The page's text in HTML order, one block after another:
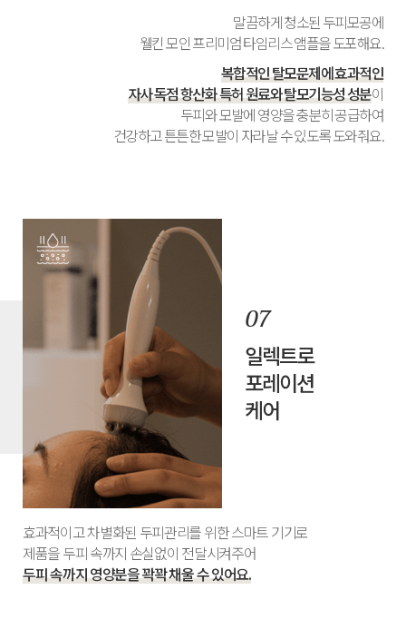
말끔하게 청소된 두피모공에
웰킨 모인 프리미엄 타임리스 앰플을 도포해요.
복합적인 탈모문제에 효과적인
자사 독점 항산화 특허 원료와 탈모기능성 성분이
두피와 모발에 영양을 충분히 공급하여
건강하고 튼튼한 모발이 자라날 수 있도록 도와줘요.
일렉트로
포레이션
케어
효과적이고 차별화된 두피관리를 위한 스마트 기기로
제품을 두피 속까지 손실없이 전달시켜주어
두피 속까지 영양분을 꽉꽉 채울 수 있어요.